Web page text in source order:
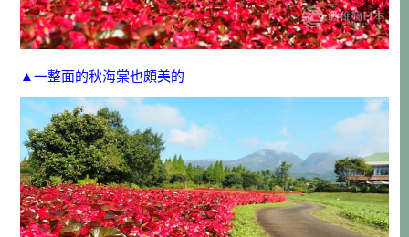
▲一整面的秋海棠也頗美的